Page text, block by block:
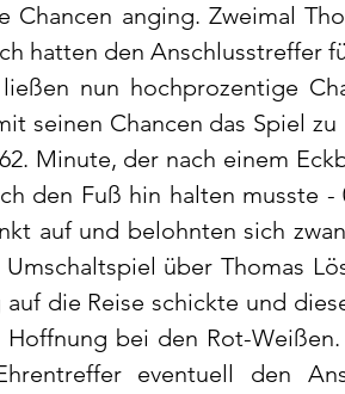
Chancen anging. Zweimal
hatten den Anschlusstreffer
nun hochprozentige
seinen Chancen das Spiel
Minute, der nach einem
den Fuß hin halten musste
auf und belohnten sich
Umschaltspiel über Thomas
auf die Reise schickte und
Hoffnung bei den Rot-
eventuell den